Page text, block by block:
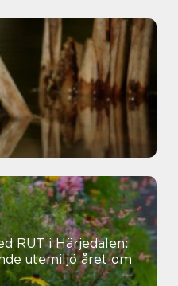
RUT i Härjedalen:
utemiljö året om